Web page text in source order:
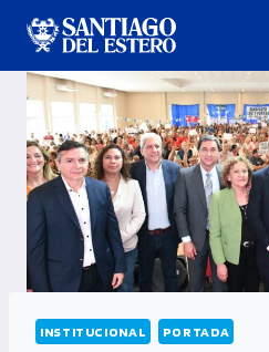
INSTITUCIONAL PORTADA